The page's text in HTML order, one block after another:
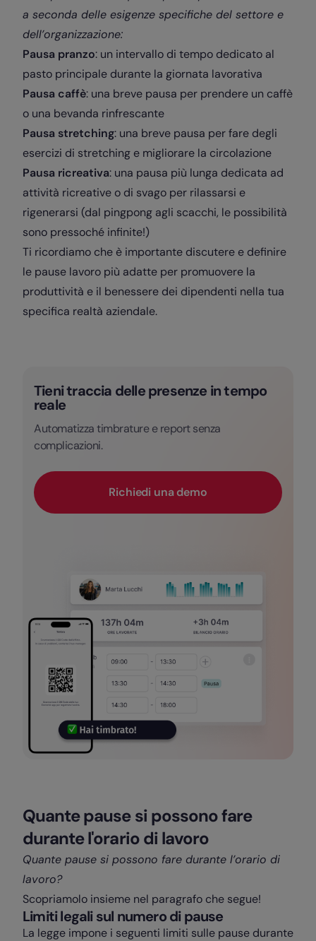
a seconda delle esigenze specifiche del settore e
dell’organizzazione:
Pausa pranzo: un intervallo di tempo dedicato al
pasto principale durante la giornata lavorativa
Pausa caffè: una breve pausa per prendere un caffè
o una bevanda rinfrescante
Pausa stretching: una breve pausa per fare degli
esercizi di stretching e migliorare la circolazione
Pausa ricreativa: una pausa più lunga dedicata ad
attività ricreative o di svago per rilassarsi e
rigenerarsi (dal pingpong agli scacchi, le possibilità
sono pressoché infinite!)
Ti ricordiamo che è importante discutere e definire
le pause lavoro più adatte per promuovere la
produttività e il benessere dei dipendenti nella tua
specifica realtà aziendale.
Tieni traccia delle presenze in tempo
reale
Automatizza timbrature e report senza
complicazioni.
Richiedi una demo
Quante pause si possono fare
durante l'orario di lavoro
Quante pause si possono fare durante l’orario di
lavoro?
Scopriamolo insieme nel paragrafo che segue!
Limiti legali sul numero di pause
La legge impone i seguenti limiti sulle pause durante